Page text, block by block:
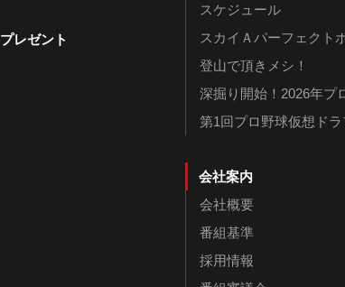
プレゼント
スケジュール
スカイＡパーフェクト
登山で頂きメシ！
深掘り開始！2026年プ
第1回プロ野球仮想ド
会社案内
会社概要
番組基準
採用情報